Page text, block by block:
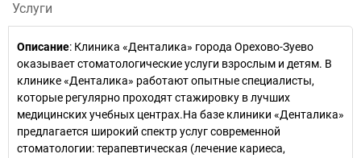
Услуги
Описание: Клиника «Денталика» города Орехово-Зуево
оказывает стоматологические услуги взрослым и детям. В
клинике «Денталика» работают опытные специалисты,
которые регулярно проходят стажировку в лучших
медицинских учебных центрах.На базе клиники «Денталика»
предлагается широкий спектр услуг современной
стоматологии: терапевтическая (лечение кариеса,